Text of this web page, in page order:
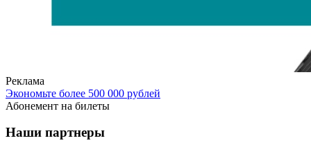
Реклама
Экономьте более 500 000 рублей
Абонемент на билеты
Наши партнеры